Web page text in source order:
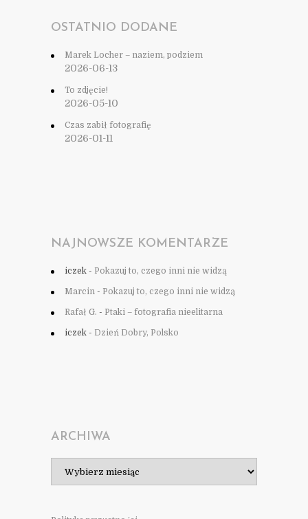
OSTATNIO DODANE
Marek Locher – naziem, podziem
2026-06-13
To zdjęcie!
2026-05-10
Czas zabił fotografię
2026-01-11
NAJNOWSZE KOMENTARZE
iczek - Pokazuj to, czego inni nie widzą
Marcin - Pokazuj to, czego inni nie widzą
Rafał G. - Ptaki – fotografia nieelitarna
iczek - Dzień Dobry, Polsko
ARCHIWA